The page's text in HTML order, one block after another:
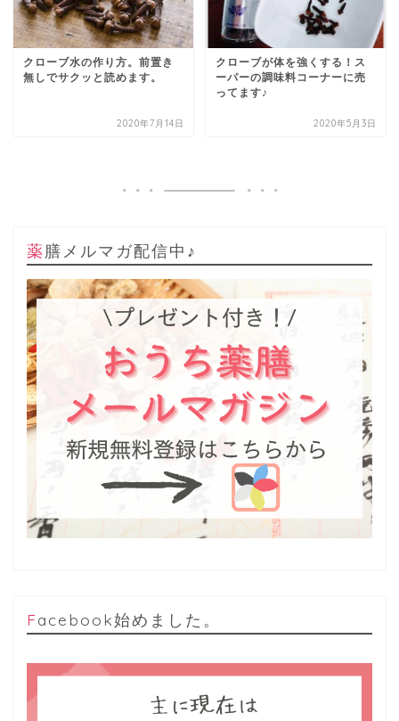
クローブ水の作り方。前置き
無しでサクッと読めます。
2020年7月14日
クローブが体を強くする！ス
ーパーの調味料コーナーに売
ってます♪
2020年5月3日
薬膳メルマガ配信中♪
Facebook始めました。